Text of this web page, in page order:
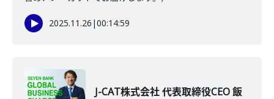
2025.11.26 |00:14:59
J-CAT株式会社 代表取締役CEO 飯